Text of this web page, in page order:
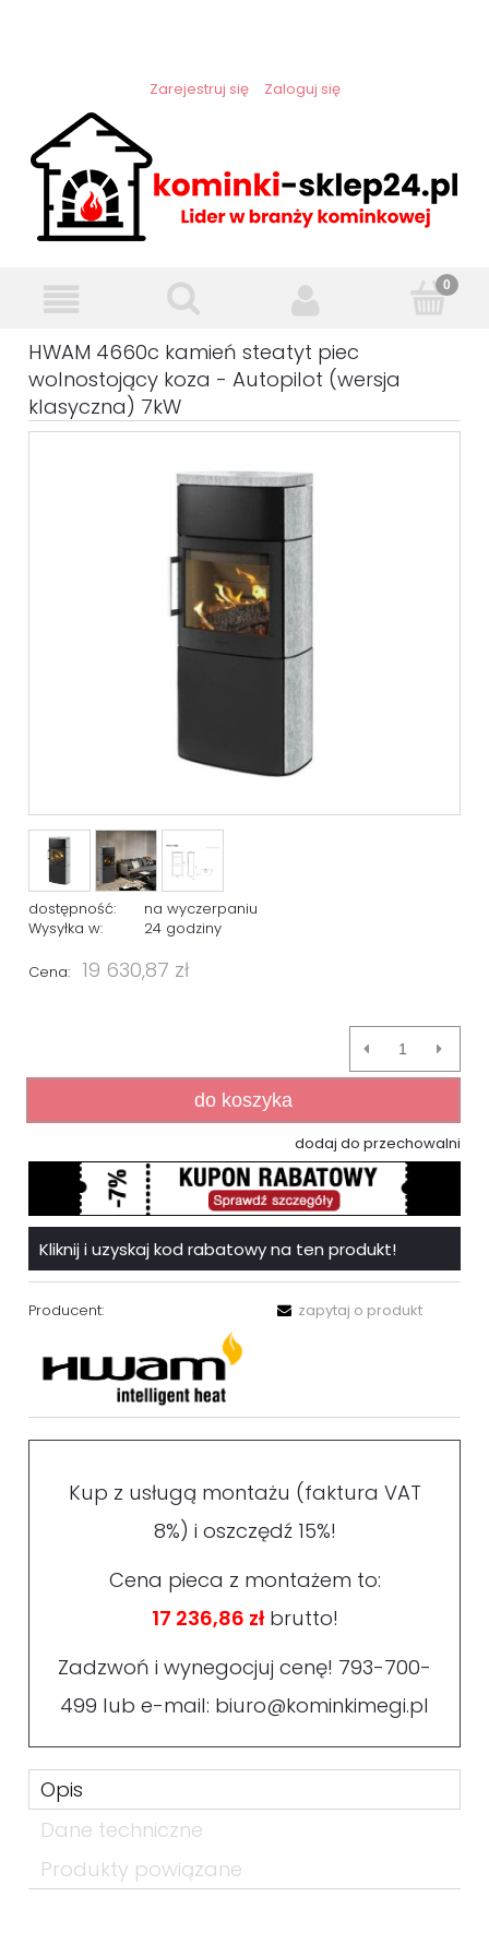
Zarejestruj się Zaloguj się
HWAM 4660c kamień steatyt piec
wolnostojący koza - Autopilot (wersja
klasyczna) 7kW
dostępność:
na wyczerpaniu
Wysyłka w:
24 godziny
Cena: 19 630,87 zł
do koszyka
dodaj do przechowalni
Kliknij i uzyskaj kod rabatowy na ten produkt!
Producent: zapytaj o produkt
Kup z usługą montażu (faktura VAT
8%) i oszczędź 15%!
Cena pieca z montażem to:
17 236,86 złbrutto!
Zadzwoń i wynegocjuj cenę! 793-700-
499 lub e-mail: biuro@kominkimegi.pl
Opis
Dane techniczne
Produkty powiązane